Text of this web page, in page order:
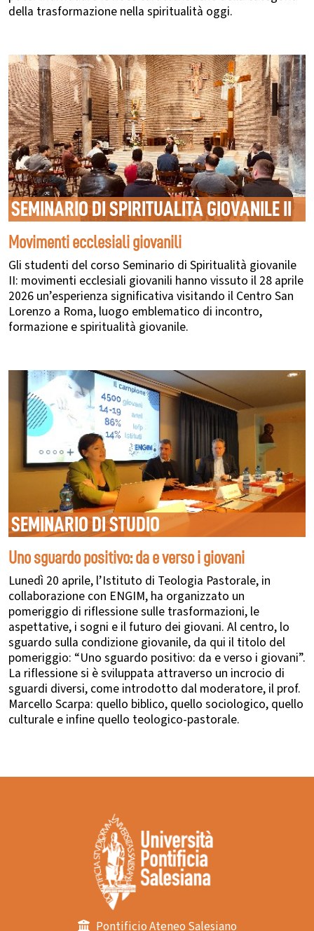
della trasformazione nella spiritualità oggi.
SEMINARIO DI SPIRITUALITÀ GIOVANILE II
Movimenti ecclesiali giovanili
Gli studenti del corso Seminario di Spiritualità giovanile
II: movimenti ecclesiali giovanili hanno vissuto il 28 aprile
2026 un’esperienza significativa visitando il Centro San
Lorenzo a Roma, luogo emblematico di incontro,
formazione e spiritualità giovanile.
SEMINARIO DI STUDIO
Uno sguardo positivo: da e verso i giovani
Lunedì 20 aprile, l’Istituto di Teologia Pastorale, in
collaborazione con ENGIM, ha organizzato un
pomeriggio di riflessione sulle trasformazioni, le
aspettative, i sogni e il futuro dei giovani. Al centro, lo
sguardo sulla condizione giovanile, da qui il titolo del
pomeriggio: “Uno sguardo positivo: da e verso i giovani”.
La riflessione si è sviluppata attraverso un incrocio di
sguardi diversi, come introdotto dal moderatore, il prof.
Marcello Scarpa: quello biblico, quello sociologico, quello
culturale e infine quello teologico-pastorale.
Pontificio Ateneo Salesiano